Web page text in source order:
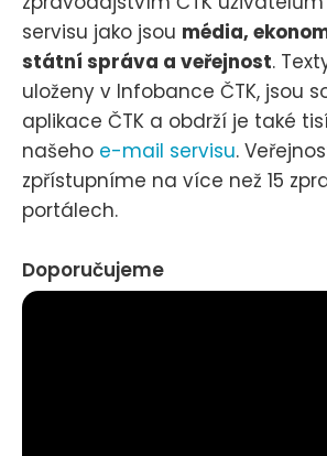
servisu jako jsou média,
státní správa a veřejnost.
uloženy v Infobance ČTK, jsou
aplikace ČTK a obdrží je také
našeho e-mail servisu.
zpřístupníme na více než 15
portálech.
Doporučujeme